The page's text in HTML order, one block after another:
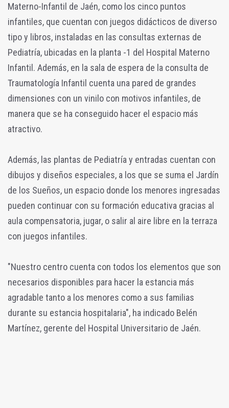
Materno-Infantil de Jaén, como los cinco puntos
infantiles, que cuentan con juegos didácticos de diverso
tipo y libros, instaladas en las consultas externas de
Pediatría, ubicadas en la planta -1 del Hospital Materno
Infantil. Además, en la sala de espera de la consulta de
Traumatología Infantil cuenta una pared de grandes
dimensiones con un vinilo con motivos infantiles, de
manera que se ha conseguido hacer el espacio más
atractivo.
Además, las plantas de Pediatría y entradas cuentan con
dibujos y diseños especiales, a los que se suma el Jardín
de los Sueños, un espacio donde los menores ingresadas
pueden continuar con su formación educativa gracias al
aula compensatoria, jugar, o salir al aire libre en la terraza
con juegos infantiles.
"Nuestro centro cuenta con todos los elementos que son
necesarios disponibles para hacer la estancia más
agradable tanto a los menores como a sus familias
durante su estancia hospitalaria", ha indicado Belén
Martínez, gerente del Hospital Universitario de Jaén.